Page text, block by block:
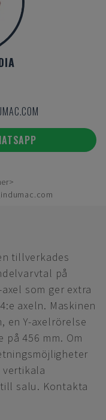
tillverkades
på
som ger extra
axeln. Maskinen
en Y-axelrörelse
på 456 mm. Om
vertikala
salu. Kontakta